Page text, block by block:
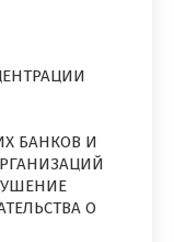
БАНКОВ И
О